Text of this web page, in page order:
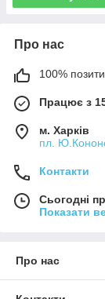
Про нас
100%
Працює з
м. Харків
пл.
Контакти
Сьогодні
Показати
Про нас